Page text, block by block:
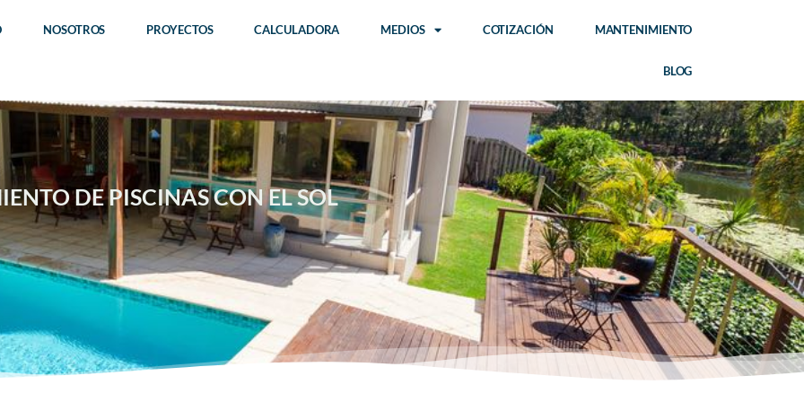
NOSOTROS PROYECTOS CALCULADORA MEDIOS COTIZACIÓN MANTENIMIENTO
BLOG
DE PISCINAS CON EL SOL